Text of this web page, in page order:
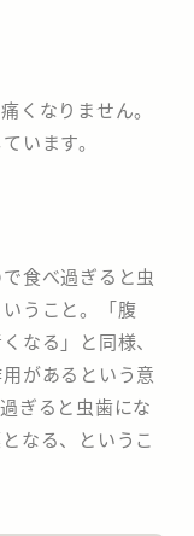
くなりません。
います。
食べ過ぎると虫
うこと。「腹
なる」と同様、
があるという意
ぎると虫歯にな
なる、というこ